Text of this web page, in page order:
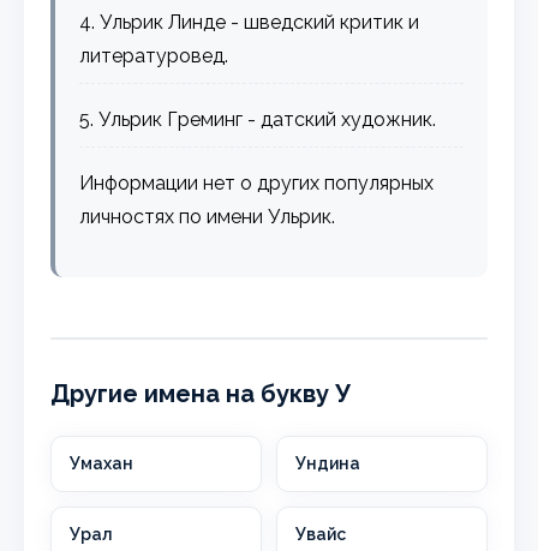
4. Ульрик Линде - шведский критик и
литературовед.
5. Ульрик Греминг - датский художник.
Информации нет о других популярных
личностях по имени Ульрик.
Другие имена на букву У
Умахан Ундина
Урал Увайс